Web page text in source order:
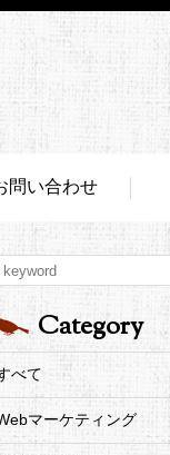
問い合わせ
Category
べて
マーケティング